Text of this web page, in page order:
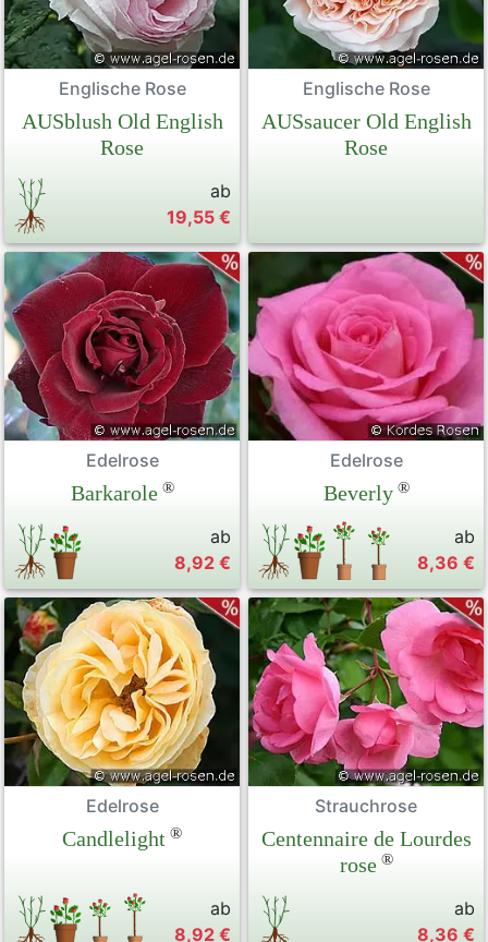
Englische Rose
AUSblush Old English
Rose
ab
19,55 €
Englische Rose
AUSsaucer Old English
Rose
Edelrose
Barkarole ®
ab
8,92 €
Edelrose
Beverly®
ab
8,36 €
Edelrose
Candlelight ®
ab
8,92 €
Strauchrose
Centennaire de Lourdes
rose ®
ab
8,36 €